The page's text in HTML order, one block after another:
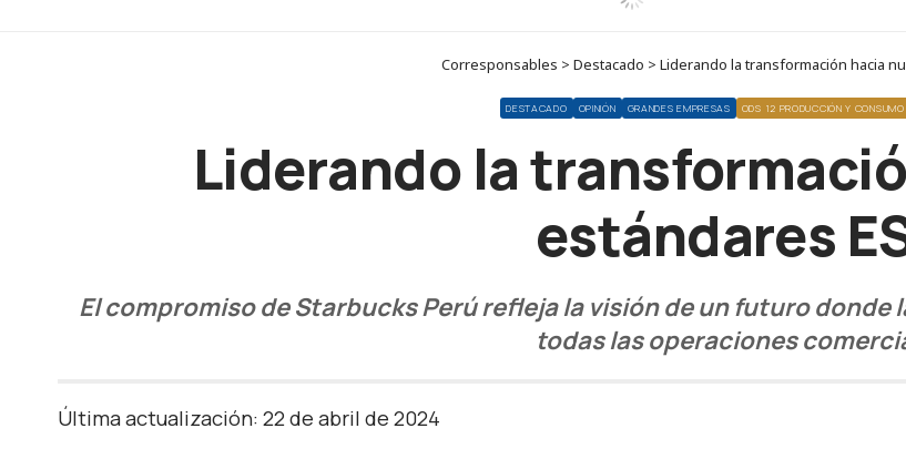
Corresponsables > Destacado > Liderando la transformación hacia
DESTACADO OPINIÓN GRANDES EMPRESAS ODS 12 PRODUCCIÓN Y
Liderando la
estándares
El compromiso de Starbucks Perú refleja la visión de un futuro
todas las operaciones
Última actualización: 22 de abril de 2024